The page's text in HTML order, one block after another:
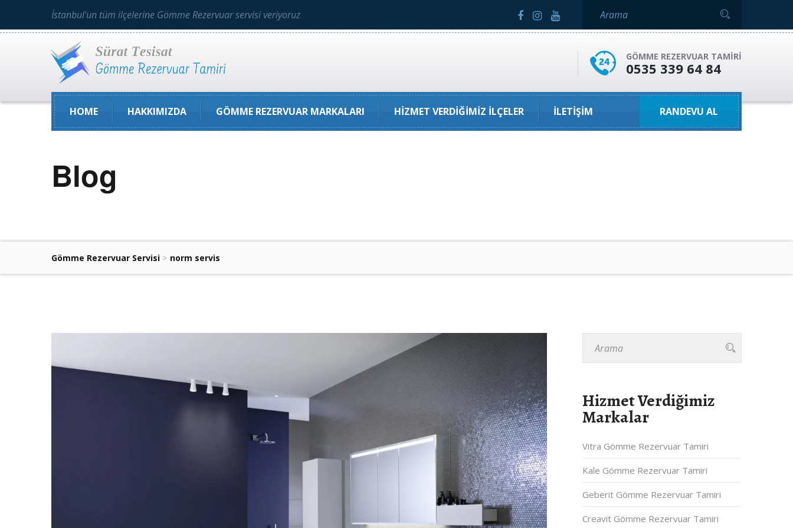
İstanbul'un tüm ilçelerine Gömme Rezervuar servisi veriyoruz
GÖMME REZERVUAR TAMIRI
0535 339 64 84
HOME HAKKIMIZDA GÖMME REZERVUAR MARKALARI HIZMET VERDIĞIMIZ İLÇELER İLETIŞIM RANDEVU AL
Blog
Gömme Rezervuar Servisi > norm servis
Hizmet Verdiğimiz
Markalar
Vitra Gömme Rezervuar Tamiri
Kale Gömme Rezervuar Tamiri
Geberit Gömme Rezervuar Tamiri
Creavit Gömme Rezervuar Tamiri